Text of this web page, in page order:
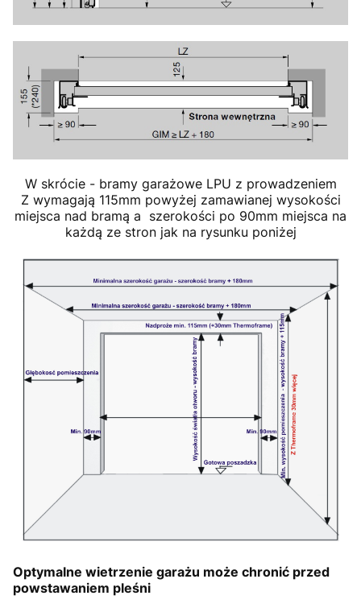
W skrócie - bramy garażowe LPU z prowadzeniem
Z wymagają 115mm powyżej zamawianej wysokości
miejsca nad bramą a szerokości po 90mm miejsca na
każdą ze stron jak na rysunku poniżej
Optymalne wietrzenie garażu może chronić przed
powstawaniem pleśni